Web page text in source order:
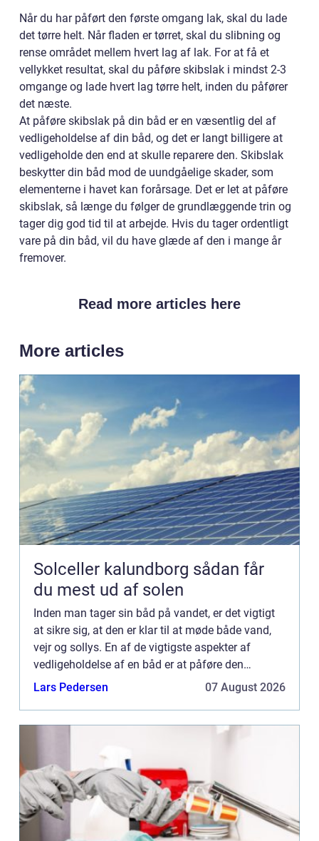
Når du har påført den første omgang lak, skal du lade
det tørre helt. Når fladen er tørret, skal du slibning og
rense området mellem hvert lag af lak. For at få et
vellykket resultat, skal du påføre skibslak i mindst 2-3
omgange og lade hvert lag tørre helt, inden du påfører
det næste.
At påføre skibslak på din båd er en væsentlig del af
vedligeholdelse af din båd, og det er langt billigere at
vedligeholde den end at skulle reparere den. Skibslak
beskytter din båd mod de uundgåelige skader, som
elementerne i havet kan forårsage. Det er let at påføre
skibslak, så længe du følger de grundlæggende trin og
tager dig god tid til at arbejde. Hvis du tager ordentligt
vare på din båd, vil du have glæde af den i mange år
fremover.
Read more articles here
More articles
Solceller kalundborg sådan får
du mest ud af solen
Inden man tager sin båd på vandet, er det vigtigt
at sikre sig, at den er klar til at møde både vand,
vejr og sollys. En af de vigtigste aspekter af
vedligeholdelse af en båd er at påføre den
passende m&ael...
Lars Pedersen 07 August 2026